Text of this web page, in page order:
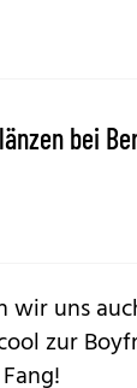
bei
wir uns
zur